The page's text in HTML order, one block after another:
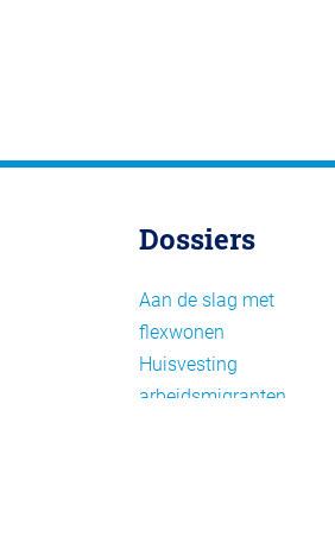
Dossiers
Aan de slag met
flexwonen
Huisvesting
arbeidsmigranten